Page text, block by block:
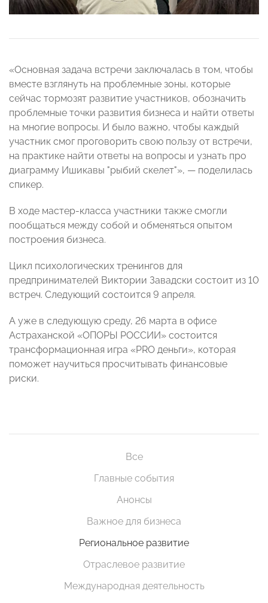
«Основная задача встречи заключалась в том, чтобы
вместе взглянуть на проблемные зоны, которые
сейчас тормозят развитие участников, обозначить
проблемные точки развития бизнеса и найти ответы
на многие вопросы. И было важно, чтобы каждый
участник смог проговорить свою пользу от встречи,
на практике найти ответы на вопросы и узнать про
диаграмму Ишикавы "рыбий скелет"», — поделилась
спикер.
В ходе мастер-класса участники также смогли
пообщаться между собой и обменяться опытом
построения бизнеса.
Цикл психологических тренингов для
предпринимателей Виктории Завадски состоит из 10
встреч. Следующий состоится 9 апреля.
А уже в следующую среду, 26 марта в офисе
Астраханской «ОПОРЫ РОССИИ» состоится
трансформационная игра «PRO деньги», которая
поможет научиться просчитывать финансовые
риски.
Все
Главные события
Анонсы
Важное для бизнеса
Региональное развитие
Отраслевое развитие
Международная деятельность